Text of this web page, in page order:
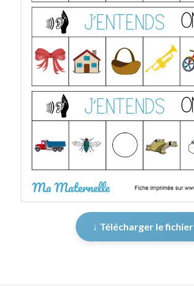
↓ Télécharger le fichier